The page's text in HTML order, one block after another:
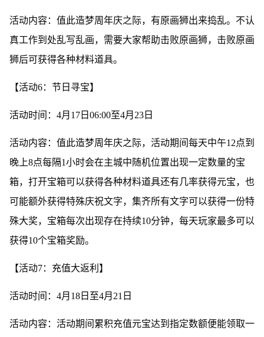
活动内容：值此造梦周年庆之际，有原画狮出来捣乱。不认
真工作到处乱写乱画，需要大家帮助击败原画狮，击败原画
狮后可获得各种材料道具。
【活动6：节日寻宝】
活动时间：4月17日06:00至4月23日
活动内容：值此造梦周年庆之际，活动期间每天中午12点到
晚上8点每隔1小时会在主城中随机位置出现一定数量的宝
箱，打开宝箱可以获得各种材料道具还有几率获得元宝，也
可能额外获得特殊庆祝文字，集齐所有文字可以获得一份特
殊大奖，宝箱每次出现存在持续10分钟，每天玩家最多可以
获得10个宝箱奖励。
【活动7：充值大返利】
活动时间：4月18日至4月21日
活动内容：活动期间累积充值元宝达到指定数额便能领取一